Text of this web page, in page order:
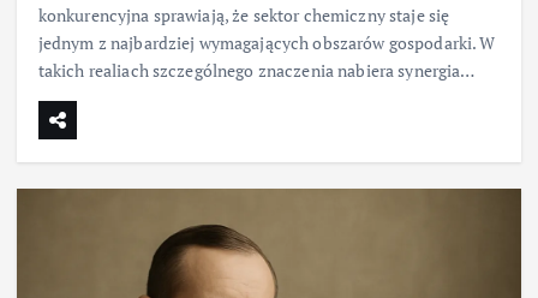
konkurencyjna sprawiają, że sektor chemiczny staje się
jednym z najbardziej wymagających obszarów gospodarki. W
takich realiach szczególnego znaczenia nabiera synergia…